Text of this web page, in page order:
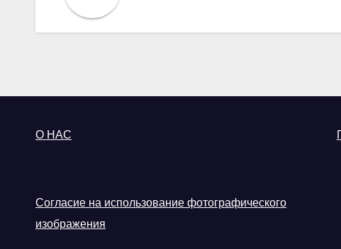
О НАС
Согласие на использование фотографического
изображения